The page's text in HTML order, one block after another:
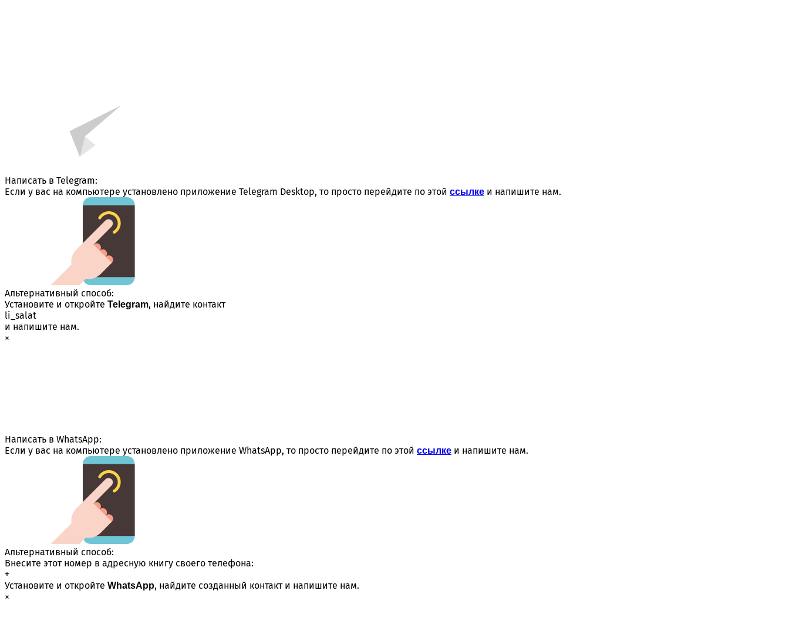
Написать в Telegram:
Если у вас на компьютере установлено приложение Telegram Desktop, то просто перейдите по этой ссылке и напишите нам.
Альтернативный способ:
Установите и откройте Telegram, найдите контакт
li_salat
и напишите нам.
×
Написать в WhatsApp:
Если у вас на компьютере установлено приложение WhatsApp, то просто перейдите по этой ссылке и напишите нам.
Альтернативный способ:
Внесите этот номер в адресную книгу своего телефона:
+
Установите и откройте WhatsApp, найдите созданный контакт и напишите нам.
×